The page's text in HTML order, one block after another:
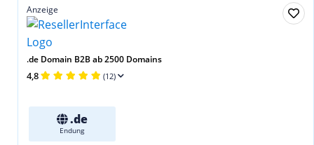
Anzeige
.de Domain B2B ab 2500 Domains
4,8 (12)
.de
Endung